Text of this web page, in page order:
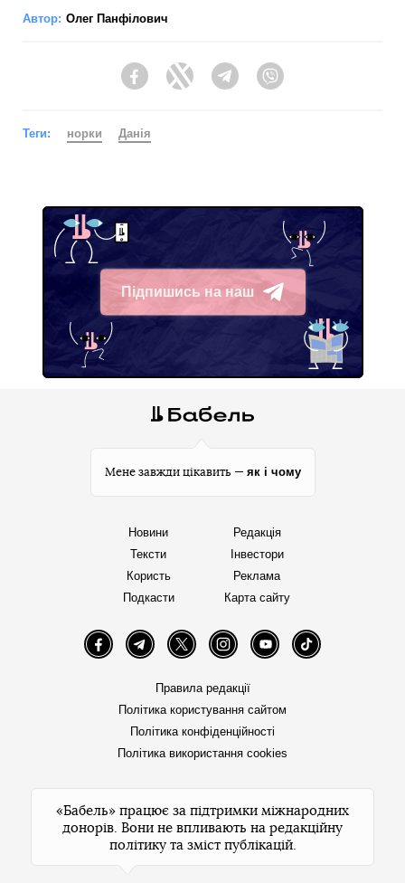
Автор: Олег Панфілович
FacebookTwitter Telegram
Теги: норки Данія
Підпишись на наш
Telegram
Мене завжди цікавить — як і чому
Новини
Тексти
Користь
Подкасти
Редакція
Інвестори
Реклама
Карта сайту
FacebookTelegramTwitter InstagramYouTube TikTok
Правила редакції
Політика користування сайтом
Політика конфіденційності
Політика використання cookies
«Бабель» працює за підтримки міжнародних
донорів. Вони не впливають на редакційну
політику та зміст публікацій.